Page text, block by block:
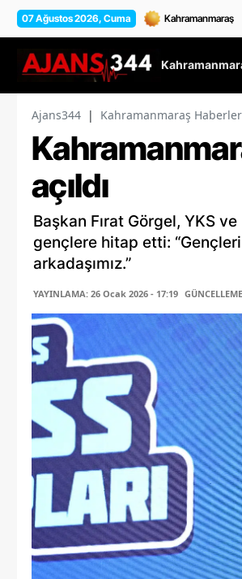
07 Ağustos 2026, Cuma
Ajans344 | Kahramanmaraş
açıldı
Başkan Fırat Görgel, YKS ve
gençlere hitap etti:
arkadaşımız.”
YAYINLAMA: 26 Ocak 2026 - 17:19